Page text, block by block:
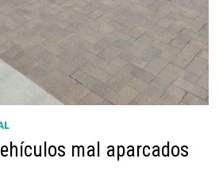
mal aparcados